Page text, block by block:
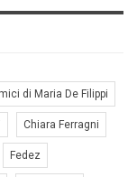
di Maria De Filippi
Chiara Ferragni
Fedez